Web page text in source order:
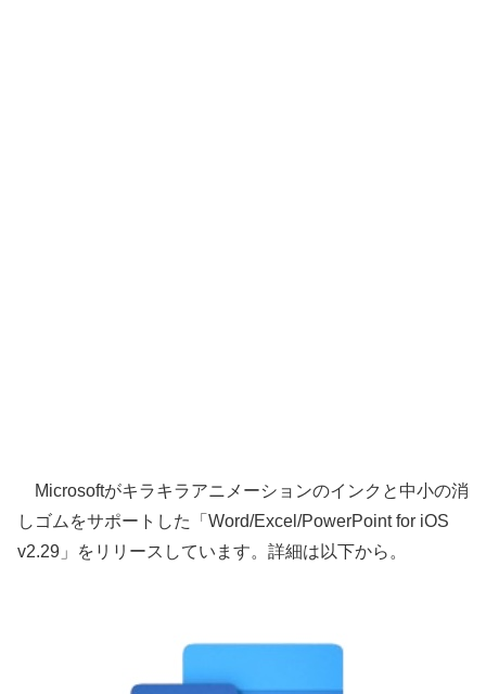
Microsoftがキラキラアニメーションのインクと中小の消
しゴムをサポートした「Word/Excel/PowerPoint for iOS
v2.29」をリリースしています。詳細は以下から。